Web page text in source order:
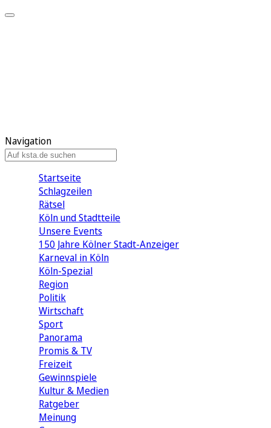
Navigation
Startseite
Schlagzeilen
Rätsel
Köln und Stadtteile
Unsere Events
150 Jahre Kölner Stadt-Anzeiger
Karneval in Köln
Köln-Spezial
Region
Politik
Wirtschaft
Sport
Panorama
Promis & TV
Freizeit
Gewinnspiele
Kultur & Medien
Ratgeber
Meinung